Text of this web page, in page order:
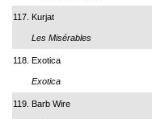
117. Kurjat
Les Misérables
118. Exotica
Exotica
119. Barb Wire